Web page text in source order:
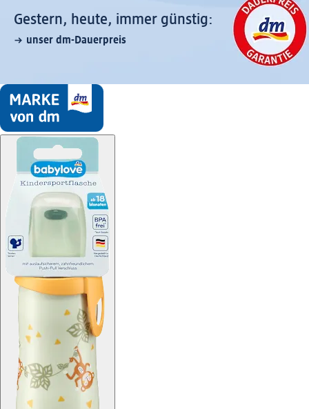
Gestern, heute, immer günstig:
unser dm-Dauerpreis